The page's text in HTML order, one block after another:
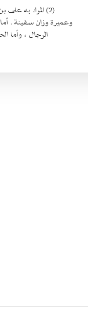
(2) المراد به على بن سيف بن عميرة وبأخيه هو الحسين بن سيف وبأبيه هو سيف بن عميرة .
وعميرة وزان سفينة .
الرجال ، وأما